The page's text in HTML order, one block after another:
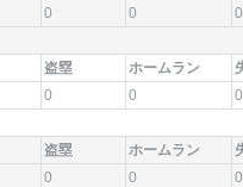
0 0
0
盗塁 ホームラン
0 0
0
盗塁 ホームラン
0 0
0